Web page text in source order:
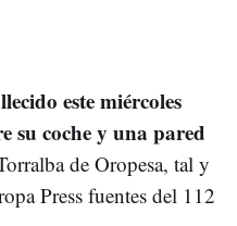
este miércoles
su coche y una pared
de Oropesa, tal y
Press fuentes del 112